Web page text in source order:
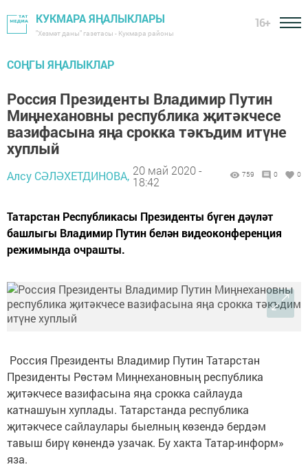
КУКМАРА ЯҢАЛЫКЛАРЫ
"Хезмәт даны" газетасы - Кукмара районы
16+
СОҢГЫ ЯҢАЛЫКЛАР
Россия Президенты Владимир Путин
Миңнехановны республика җитәкчесе
вазифасына яңа срокка тәкъдим итүне
хуплый
Алсу СӘЛӘХЕТДИНОВА, 20 май 2020 -
18:42
759 0 0
Татарстан Республикасы Президенты бүген дәүләт
башлыгы Владимир Путин белән видеоконференция
режимында очрашты.
Россия Президенты Владимир Путин Татарстан
Президенты Рөстәм Миңнехановның республика
җитәкчесе вазифасына яңа срокка сайлауда
катнашуын хуплады. Татарстанда республика
җитәкчесе сайлаулары быелның көзендә бердәм
тавыш бирү көнендә узачак. Бу хакта Татар-информ»
яза.